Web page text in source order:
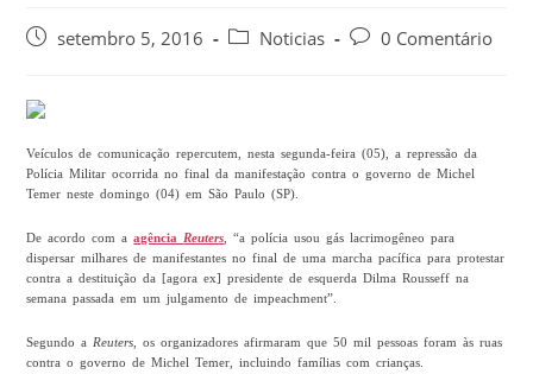
setembro 5, 2016 Noticias 0 Comentário
Veículos de comunicação repercutem, nesta segunda-feira (05), a repressão da
Polícia Militar ocorrida no final da manifestação contra o governo de Michel
Temer neste domingo (04) em São Paulo (SP).
De acordo com aagência Reuters , “a polícia usou gás lacrimogêneo para
dispersar milhares de manifestantes no final de uma marcha pacífica para protestar
contra a destituição da [agora ex] presidente de esquerda Dilma Rousseff na
semana passada em um julgamento de impeachment”.
Segundo a Reuters , os organizadores afirmaram que 50 mil pessoas foram às ruas
contra o governo de Michel Temer, incluindo famílias com crianças.